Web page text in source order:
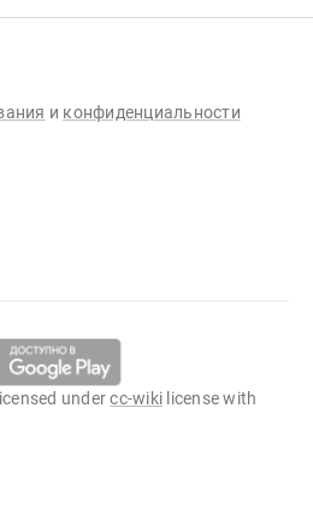
и конфиденциальности
undercc-wiki license with